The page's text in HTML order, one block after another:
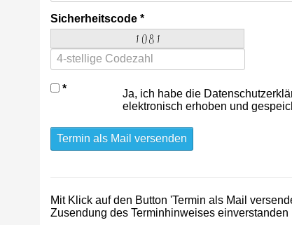
Sicherheitscode
Ja, ich habe die
elektronisch erhoben und
Termin als Mail versenden
Mit Klick auf den Button 'Termin als Mail
Zusendung des Terminhinweises einverstanden